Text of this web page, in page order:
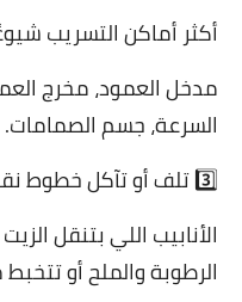
أكثر أماكن التسريب
مدخل العمود، مخرج
السرعة، جسم الصمامات.
3️⃣ تلف أو تآكل خطوط نقل الزيت
الأنابيب اللي بتنقل
الرطوبة والملح أو